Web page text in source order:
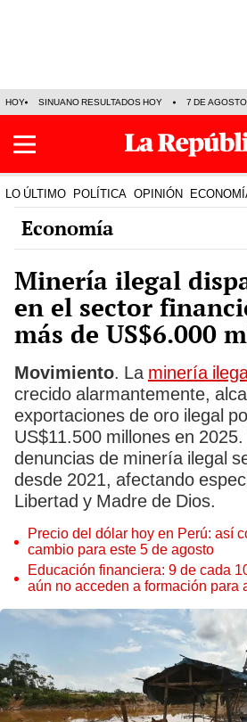
HOY SINUANO RESULTADOS HOY 7 DE AGOSTO
LO ÚLTIMO POLÍTICA OPINIÓN
Economía
Minería ilegal
en el sector
más de US$6.000
Movimiento. La minería
crecido alarmantemente,
exportaciones de oro ilegal
US$11.500 millones en
denuncias de minería ilegal
desde 2021, afectando
Libertad y Madre de Dios.
Precio del dólar hoy en Perú: así
cambio para este 5 de agosto
Educación financiera: 9 de cada
aún no acceden a formación para